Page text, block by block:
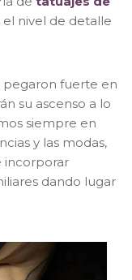
el nivel de detalle
pegaron fuerte en
su ascenso a lo
siempre en
y las modas,
incorporar
dando lugar